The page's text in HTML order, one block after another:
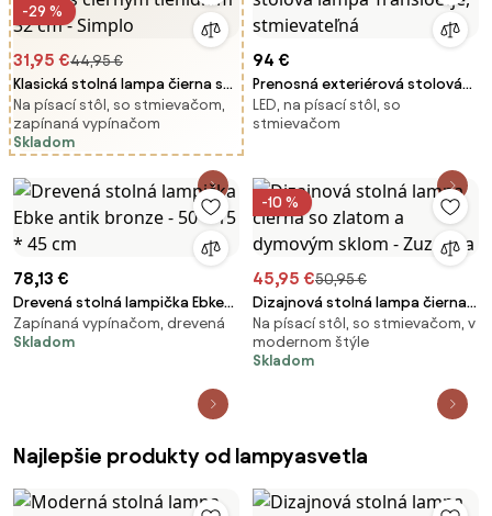
-29 %
31,95 €44,95 €
Klasická stolná lampa čierna s
čiernym tienidlom 32 cm -
Simplo
Na písací stôl, so stmievačom,
zapínaná vypínačom
Skladom
94 €
Prenosná exteriérová stolová
lampa Transloetje,
stmievateľná
LED, na písací stôl, so
stmievačom
78,13 €
Drevená stolná lampička Ebke
antik bronze - 50 * 15 * 45 cm
Zapínaná vypínačom, drevená
Skladom
-10 %
45,95 €50,95 €
Dizajnová stolná lampa čierna
so zlatom a dymovým sklom -
Zuzanna
Na písací stôl, so stmievačom, v
modernom štýle
Skladom
Najlepšie produkty od lampyasvetla